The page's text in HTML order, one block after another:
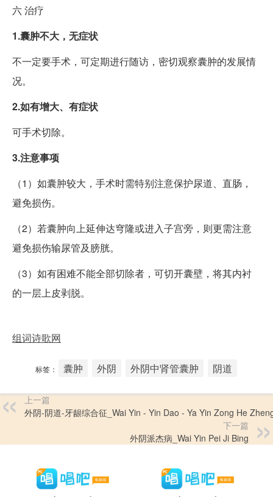
六治疗
1.囊肿不大，无症状
不一定要手术，可定期进行随访，密切观察囊肿的发展情
况。
2.如有增大、有症状
可手术切除。
3.注意事项
（1）如囊肿较大，手术时需特别注意保护尿道、直肠，
避免损伤。
（2）若囊肿向上延伸达穹隆或进入子宫旁，则更需注意
避免损伤输尿管及膀胱。
（3）如有困难不能全部切除者，可切开囊壁，将其内衬
的一层上皮剥脱。
组词诗歌网
标签： 囊肿 外阴 外阴中肾管囊肿 阴道
上一篇
外阴-阴道-牙龈综合征_Wai Yin - Yin Dao - Ya Yin Zong He
下一篇
外阴派杰病_Wai Yin Pei Ji Bing